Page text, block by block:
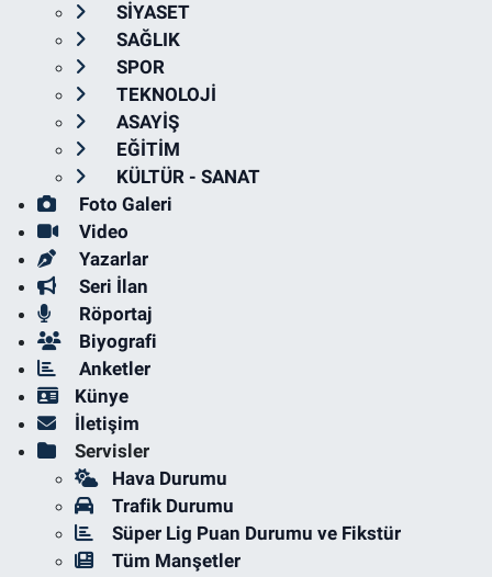
SİYASET
SAĞLIK
SPOR
TEKNOLOJİ
ASAYİŞ
EĞİTİM
KÜLTÜR - SANAT
Foto Galeri
Video
Yazarlar
Seri İlan
Röportaj
Biyografi
Anketler
Künye
İletişim
Servisler
Hava Durumu
Trafik Durumu
Süper Lig Puan Durumu ve Fikstür
Tüm Manşetler